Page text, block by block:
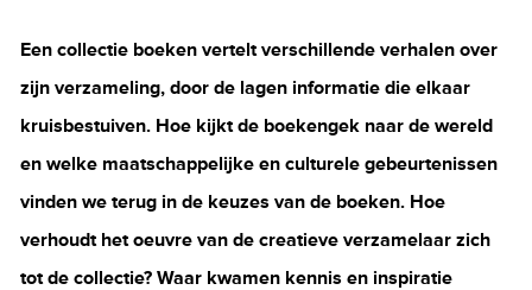
Een collectie boeken vertelt verschillende verhalen over
zijn verzameling, door de lagen informatie die elkaar
kruisbestuiven. Hoe kijkt de boekengek naar de wereld
en welke maatschappelijke en culturele gebeurtenissen
vinden we terug in de keuzes van de boeken. Hoe
verhoudt het oeuvre van de creatieve verzamelaar zich
tot de collectie? Waar kwamen kennis en inspiratie